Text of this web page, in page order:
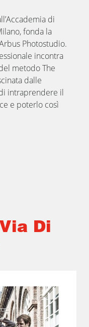
di
fonda la
Photostudio.
incontra
metodo The
dalle
intraprendere il
e poterlo così
Di